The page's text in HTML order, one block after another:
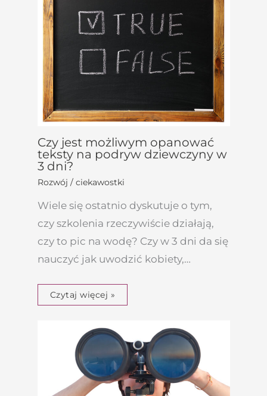
Czy jest możliwym opanować
teksty na podryw dziewczyny w
3 dni?
Rozwój / ciekawostki
Wiele się ostatnio dyskutuje o tym,
czy szkolenia rzeczywiście działają,
czy to pic na wodę? Czy w 3 dni da się
nauczyć jak uwodzić kobiety,…
Czytaj więcej »